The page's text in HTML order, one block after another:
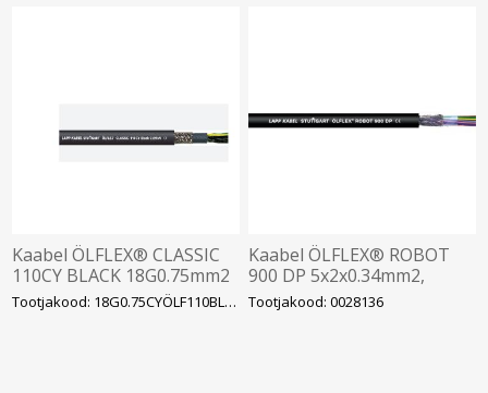
Kaabel ÖLFLEX® CLASSIC
110CY BLACK 18G0.75mm2
0.6/1kV varjestatud kiuline
nr.sooned must
Tootjakood: 18G0.75CYÖLF110BLACK
Kaabel ÖLFLEX® ROBOT
900 DP 5x2x0.34mm2,
nummerdatud sooned,
Lapp
Tootjakood: 0028136